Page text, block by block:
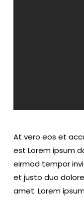
At vero eos et
est Lorem ipsum
eirmod tempor
et justo duo
amet. Lorem